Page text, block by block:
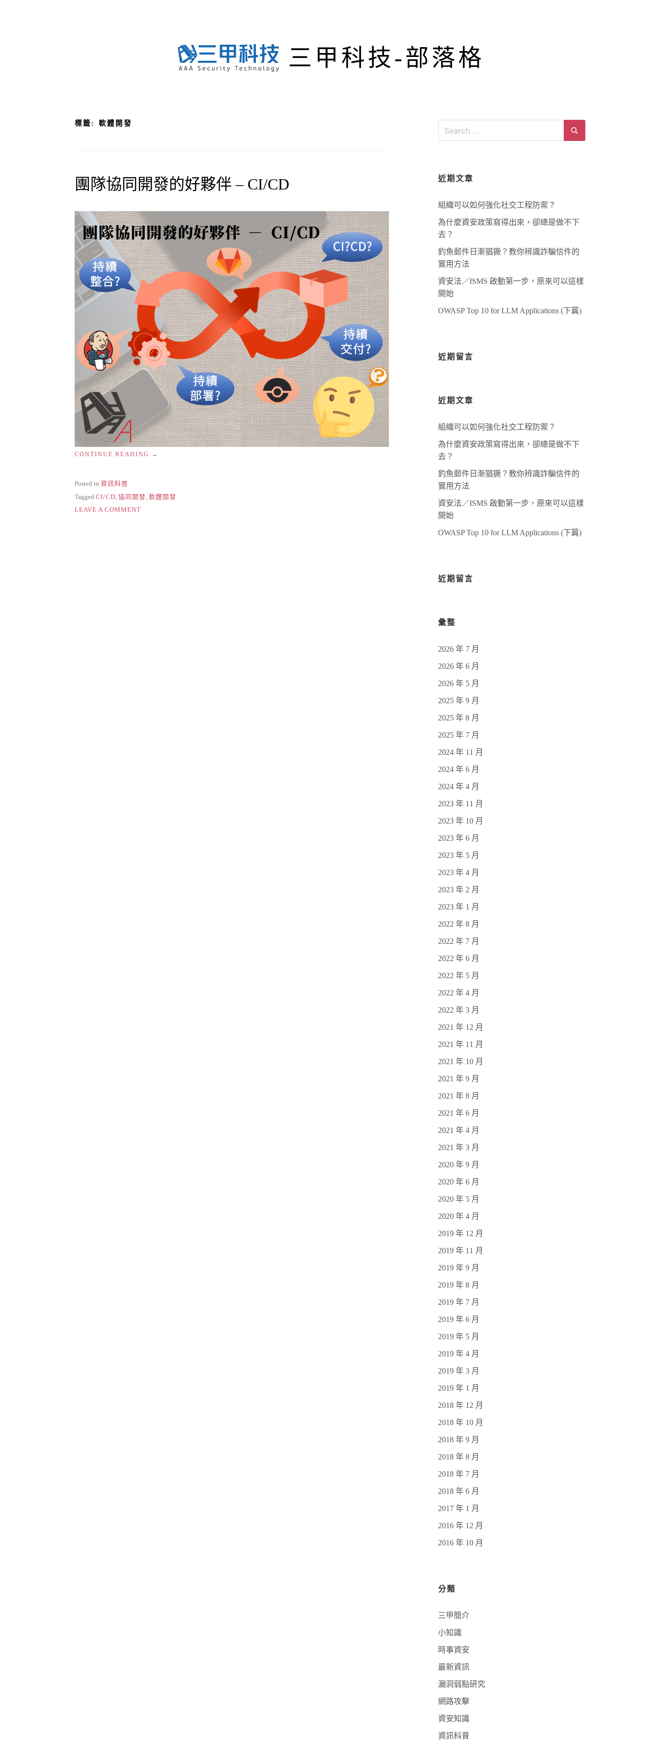
三甲科技-部落格
標籤: 軟體開發
團隊協同開發的好夥伴 – CI/CD
CONTINUE READING
“團
發
Posted in 資訊科普
Tagged CI/CD 協同開發 軟體開發
LEAVE A COMMENT
Search
近期文章
組織可以如何強化社交工程防禦？
為什麼資安政策寫得出來，卻總是做不下
去？
釣魚郵件日漸猖獗？教你辨識詐騙信件的
實用方法
資安法／ISMS 啟動第一步，原來可以這樣
開始
OWASP Top 10 for LLM Applications (下篇)
近期留言
近期文章
組織可以如何強化社交工程防禦？
為什麼資安政策寫得出來，卻總是做不下
去？
釣魚郵件日漸猖獗？教你辨識詐騙信件的
實用方法
資安法／ISMS 啟動第一步，原來可以這樣
開始
OWASP Top 10 for LLM Applications (下篇)
近期留言
彙整
2026 年 7 月
2026 年 6 月
2026 年 5 月
2025 年 9 月
2025 年 8 月
2025 年 7 月
2024 年 11 月
2024 年 6 月
2024 年 4 月
2023 年 11 月
2023 年 10 月
2023 年 6 月
2023 年 5 月
2023 年 4 月
2023 年 2 月
2023 年 1 月
2022 年 8 月
2022 年 7 月
2022 年 6 月
2022 年 5 月
2022 年 4 月
2022 年 3 月
2021 年 12 月
2021 年 11 月
2021 年 10 月
2021 年 9 月
2021 年 8 月
2021 年 6 月
2021 年 4 月
2021 年 3 月
2020 年 9 月
2020 年 6 月
2020 年 5 月
2020 年 4 月
2019 年 12 月
2019 年 11 月
2019 年 9 月
2019 年 8 月
2019 年 7 月
2019 年 6 月
2019 年 5 月
2019 年 4 月
2019 年 3 月
2019 年 1 月
2018 年 12 月
2018 年 10 月
2018 年 9 月
2018 年 8 月
2018 年 7 月
2018 年 6 月
2017 年 1 月
2016 年 12 月
2016 年 10 月
分類
三甲簡介
小知識
時事資安
最新資訊
漏洞弱點研究
網路攻擊
資安知識
資訊科普